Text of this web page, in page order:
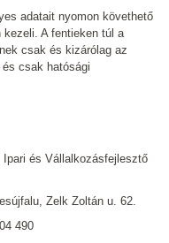
adatait nyomon követhető
kezeli. A fentieken túl a
csak és kizárólag az
csak hatósági
és Vállalkozásfejlesztő
Zelk Zoltán u. 62.
490